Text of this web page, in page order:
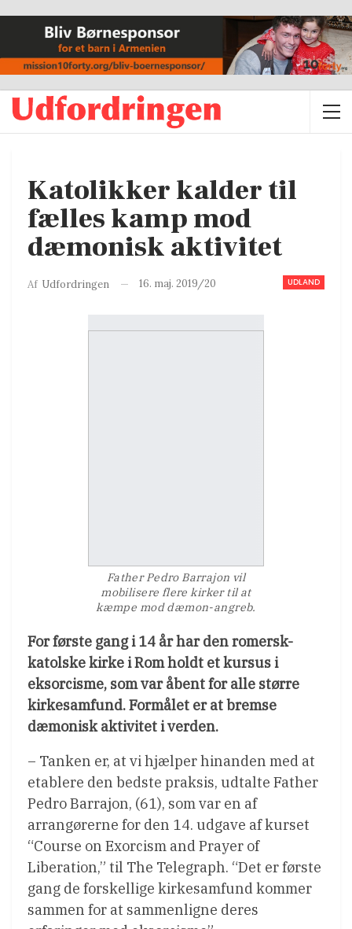
Katolikker kalder til
fælles kamp mod
dæmonisk aktivitet
UDLAND
Af Udfordringen 16. maj. 2019/20
Father Pedro Barrajon vil
mobilisere flere kirker til at
kæmpe mod dæmon-angreb.
For første gang i 14 år har den romersk-
katolske kirke i Rom holdt et kursus i
eksorcisme, som var åbent for alle større
kirkesamfund. Formålet er at bremse
dæmonisk aktivitet i verden.
– Tanken er, at vi hjælper hinanden med at
etablere den bedste praksis, udtalte Father
Pedro Barrajon, (61), som var en af
arrangørerne for den 14. udgave af kurset
“Course on Exorcism and Prayer of
Liberation,” til The Telegraph. “Det er første
gang de forskellige kirkesamfund kommer
sammen for at sammenligne deres